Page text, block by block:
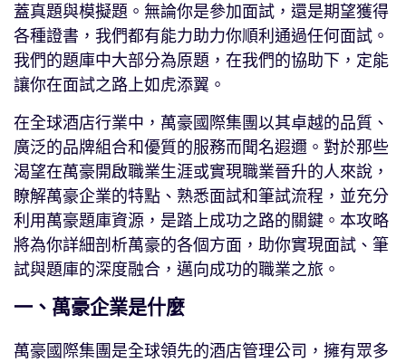
蓋真題與模擬題。無論你是參加面試，還是期望獲得
各種證書，我們都有能力助力你順利通過任何面試。
我們的題庫中大部分為原題，在我們的協助下，定能
讓你在面試之路上如虎添翼。
在全球酒店行業中，萬豪國際集團以其卓越的品質、
廣泛的品牌組合和優質的服務而聞名遐邇。對於那些
渴望在萬豪開啟職業生涯或實現職業晉升的人來說，
瞭解萬豪企業的特點、熟悉面試和筆試流程，並充分
利用萬豪題庫資源，是踏上成功之路的關鍵。本攻略
將為你詳細剖析萬豪的各個方面，助你實現面試、筆
試與題庫的深度融合，邁向成功的職業之旅。
一、萬豪企業是什麼
萬豪國際集團是全球領先的酒店管理公司，擁有眾多